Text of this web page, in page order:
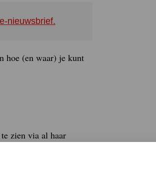
nieuwsbrief.
hoe (en waar) je kunt
zien via al haar